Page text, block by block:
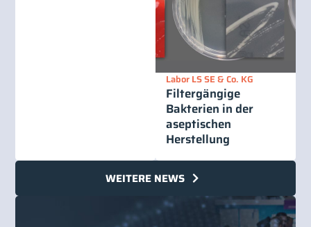
Labor LS SE & Co. KG
Filtergängige
Bakterien in der
aseptischen
Herstellung
WEITERE NEWS